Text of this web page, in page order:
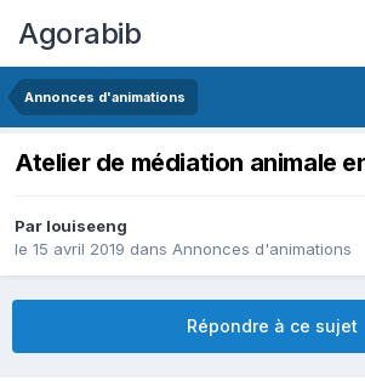
Agorabib
Annonces d'animations
Atelier de médiation animale
Par louiseeng
le 15 avril 2019 dans Annonces d'animations
Répondre à ce sujet